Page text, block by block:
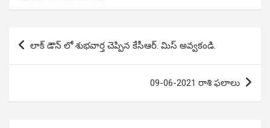
Post
లాక్ డౌన్ లో శుభవార్త చెప్పిన కేసీఆర్. మిస్ అవ్వకండి.
09-06-2021 రాశి ఫలాలు